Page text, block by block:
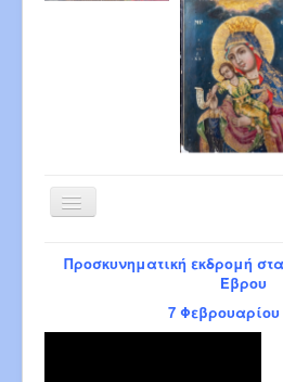
Εναλλαγή
Πρόγραμμα Παναγίας 6-2026
Πρόγρ. Σεβ. Μητροπολίτου 8-2026
Προσκυνηματική εκδρομή
Έβρου
7 Φεβρουαρίου